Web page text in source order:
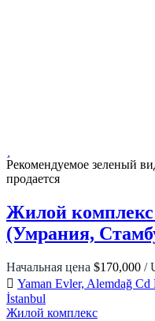
Рекомендуемое зеленый
продается
Жилой комплекс
(Умрания,
Начальная цена $170,000 /
Yaman Evler, Alemdağ
İstanbul
Жилой комплекс